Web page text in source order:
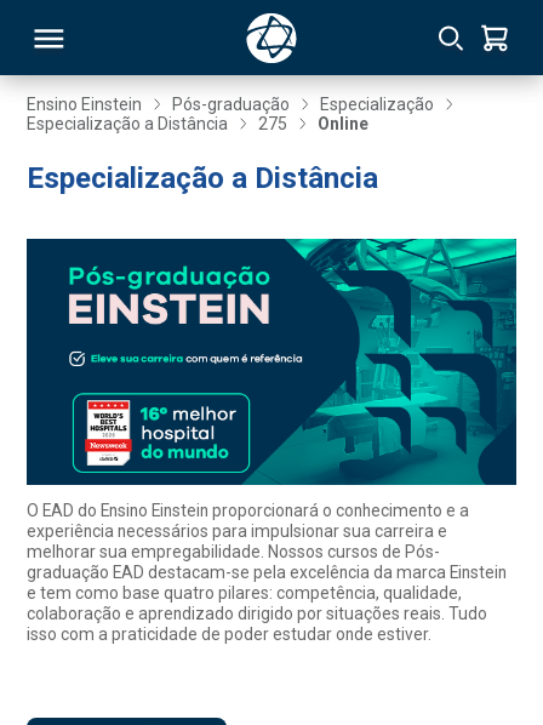
Ensino Einstein Pós-graduação
Especialização
Especialização a Distância
275 Online
Especialização a Distância
O EAD do Ensino Einstein proporcionará o conhecimento e a
experiência necessários para impulsionar sua carreira e
melhorar sua empregabilidade. Nossos cursos de Pós-
graduação EAD destacam-se pela excelência da marca Einstein
e tem como base quatro pilares: competência, qualidade,
colaboração e aprendizado dirigido por situações reais. Tudo
isso com a praticidade de poder estudar onde estiver.